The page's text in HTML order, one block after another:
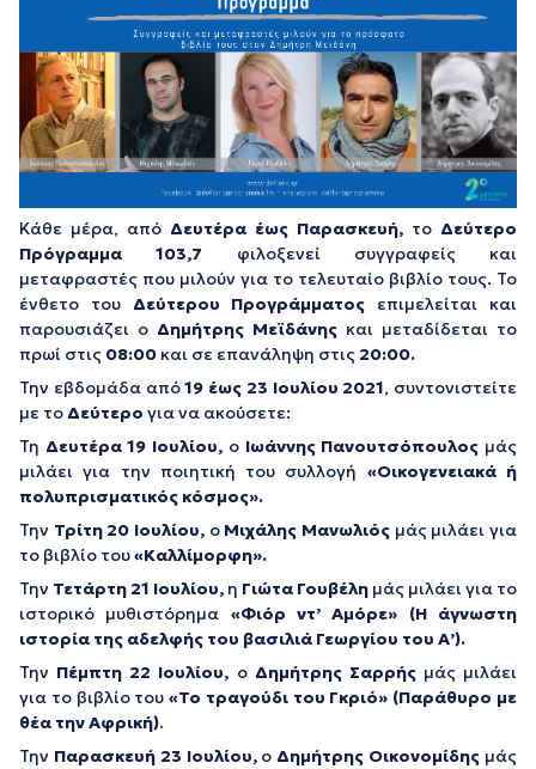
Κάθε μέρα, από Δευτέρα έως Παρασκευή, το Δεύτερο
Πρόγραμμα 103,7 φιλοξενεί συγγραφείς και
μεταφραστές που μιλούν για το τελευταίο βιβλίο τους. Το
ένθετο του Δεύτερου Προγράμματος επιμελείται και
παρουσιάζει ο Δημήτρης Μεϊδάνης και μεταδίδεται το
πρωί στις 08:00 και σε επανάληψη στις 20:00.
Την εβδομάδα από19 έως 23 Ιουλίου 2021, συντονιστείτε
με το Δεύτερο για να ακούσετε:
Τη Δευτέρα 19 Ιουλίου, οΙωάννης Πανουτσόπουλος μάς
μιλάει για την ποιητική του συλλογή «Oικογενειακά ή
πολυπρισματικός κόσμος».
Την Τρίτη 20 Ιουλίου, οΜιχάλης Μανωλιός μάς μιλάει για
το βιβλίο του«Καλλίμορφη».
Την Τετάρτη 21 Ιουλίου, η Γιώτα Γουβέλη μάς μιλάει για το
ιστορικό μυθιστόρημα «Φιόρ ντ’ Αμόρε» (Η άγνωστη
ιστορία της αδελφής του βασιλιά Γεωργίου του Α’).
Την Πέμπτη 22 Ιουλίου, ο Δημήτρης Σαρρήςμάς μιλάει
για το βιβλίο του«Το τραγούδι του Γκριό» (Παράθυρο με
θέα την Αφρική).
Την Παρασκευή 23 Ιουλίου, ο Δημήτρης Οικονομίδης μάς